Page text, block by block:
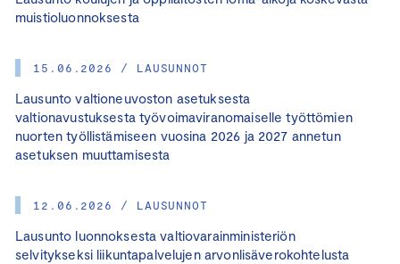
muistioluonnoksesta
15.06.2026 / LAUSUNNOT
Lausunto valtioneuvoston asetuksesta
valtionavustuksesta työvoimaviranomaiselle työttömien
nuorten työllistämiseen vuosina 2026 ja 2027 annetun
asetuksen muuttamisesta
12.06.2026 / LAUSUNNOT
Lausunto luonnoksesta valtiovarainministeriön
selvitykseksi liikuntapalvelujen arvonlisäverokohtelusta